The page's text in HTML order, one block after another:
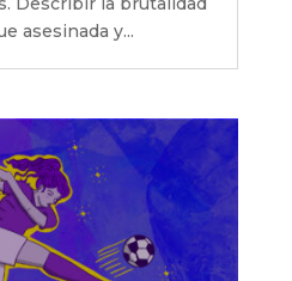
asesinada y...